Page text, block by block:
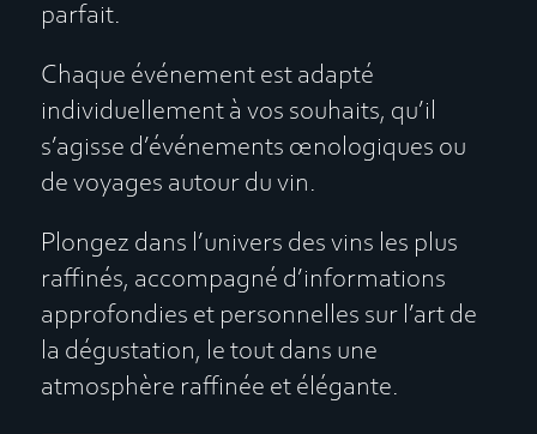
parfait.
Chaque événement est adapté
individuellement à vos souhaits, qu’il
s’agisse d’événements œnologiques ou
de voyages autour du vin.
Plongez dans l’univers des vins les plus
raffinés, accompagné d’informations
approfondies et personnelles sur l’art de
la dégustation, le tout dans une
atmosphère raffinée et élégante.